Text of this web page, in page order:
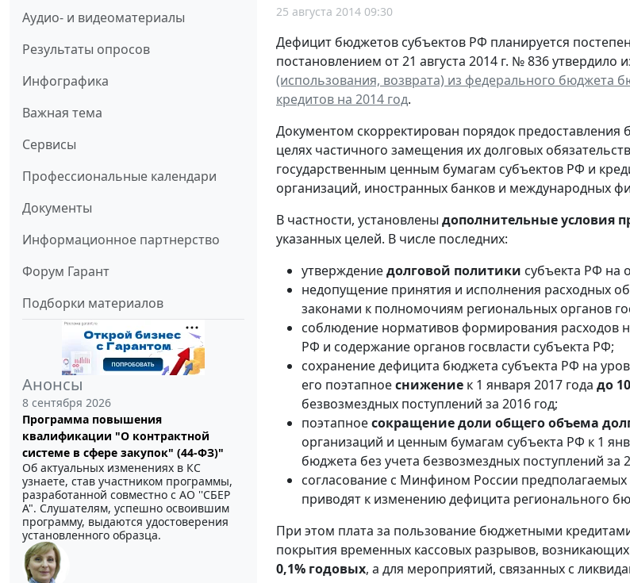
Аудио- и видеоматериалы
Результаты опросов
Инфографика
Важная тема
Сервисы
Профессиональные календари
Документы
Информационное партнерство
Форум Гарант
Подборки материалов
Анонсы
8 сентября 2026
Программа повышения
квалификации "О контрактной
системе в сфере закупок" (44-ФЗ)"
Об актуальных изменениях в КС
узнаете, став участником программы,
разработанной совместно с АО ''СБЕР
А". Слушателям, успешно освоившим
программу, выдаются удостоверения
установленного образца.
25 августа 2014 09:30
Дефицит бюджетов субъектов РФ планируется
постановлением от 21 августа 2014 г. № 836 утвердило
(использования, возврата) из федерального бюджета
кредитов на 2014 год.
Документом скорректирован порядок
целях частичного замещения их долговых
государственным ценным бумагам субъектов РФ и
организаций, иностранных банков и международных
В частности, установлены дополнительные условия
указанных целей. В числе последних:
утверждениедолговой политики субъекта РФ на
недопущение принятия и исполнения расходных
законами к полномочиям региональных органов
соблюдение нормативов формирования расходов
РФ и содержание органов госвласти субъекта РФ;
сохранение дефицита бюджета субъекта РФ на
его поэтапноеснижение к 1 января 2017 года до
безвозмездных поступлений за 2016 год;
поэтапноесокращение доли общего объема
организаций и ценным бумагам субъекта РФ к 1
бюджета без учета безвозмездных поступлений за
согласование с Минфином России
приводят к изменению дефицита регионального
При этом плата за пользование бюджетными
покрытия временных кассовых разрывов,
0,1% годовых, а для мероприятий, связанных с